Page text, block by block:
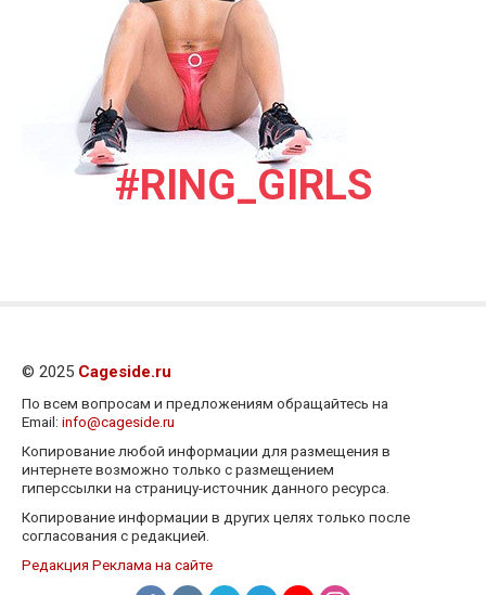
#RING_GIRLS
© 2025 Cageside.ru
По всем вопросам и предложениям обращайтесь на
Email: info@cageside.ru
Копирование любой информации для размещения в
интернете возможно только с размещением
гиперссылки на страницу-источник данного ресурса.
Копирование информации в других целях только после
согласования с редакцией.
Редакция Реклама на сайте